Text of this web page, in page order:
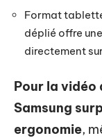
Format
déplié offre
directement
Pour la vidéo
Samsung
ergonomie,